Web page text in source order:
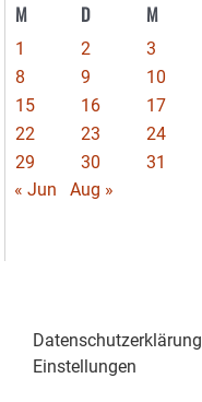
M D M
1 2 3
8
9 10
15
16 17
22
23 24
29
30
31
« Jun
Aug »
Datenschutzerklärung
Einstellungen